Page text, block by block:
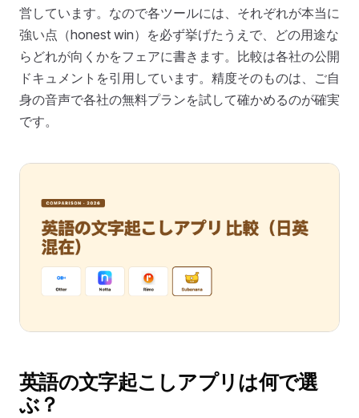
営しています。なので各ツールには、それぞれが本当に
強い点（honest win）を必ず挙げたうえで、どの用途な
らどれが向くかをフェアに書きます。比較は各社の公開
ドキュメントを引用しています。精度そのものは、ご自
身の音声で各社の無料プランを試して確かめるのが確実
です。
英語の文字起こしアプリは何で選
ぶ？